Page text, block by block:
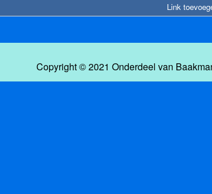
Link
Copyright © 2021 Onderdeel van